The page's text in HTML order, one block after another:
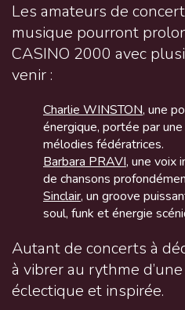
Les amateurs de
musique pourront
CASINO 2000 avec
venir :
Charlie WINSTON, une
énergique, portée par
mélodies fédératrices.
Barbara PRAVI, une voix
de chansons
Sinclair, un groove
soul, funk et énergie
Autant de concerts à
à vibrer au rythme
éclectique et inspirée.